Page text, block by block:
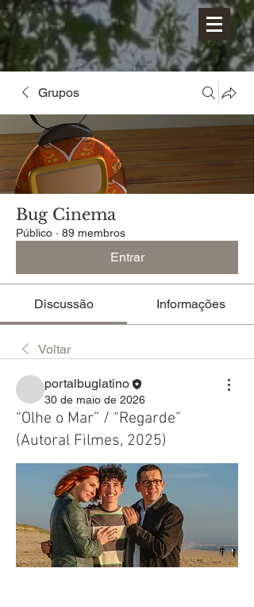
Grupos
Bug Cinema
Público · 89 membros
Entrar
Discussão Informações
Voltar
portalbuglatino
30 de maio de 2026
“Olhe o Mar” / “Regarde”
(Autoral Filmes, 2025)